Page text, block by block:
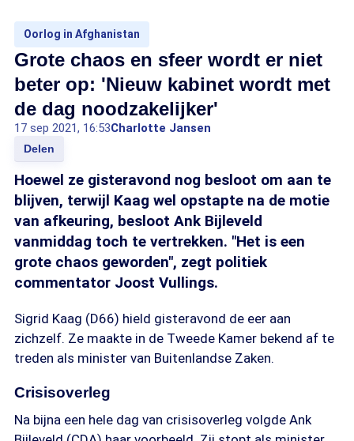
Oorlog in Afghanistan
Grote chaos en sfeer wordt er niet
beter op: 'Nieuw kabinet wordt met
de dag noodzakelijker'
17 sep 2021, 16:53Charlotte Jansen
Delen
Hoewel ze gisteravond nog besloot om aan te
blijven, terwijl Kaag wel opstapte na de motie
van afkeuring, besloot Ank Bijleveld
vanmiddag toch te vertrekken. "Het is een
grote chaos geworden", zegt politiek
commentator Joost Vullings.
Sigrid Kaag (D66) hield gisteravond de eer aan
zichzelf. Ze maakte in de Tweede Kamer bekend af te
treden als minister van Buitenlandse Zaken.
Crisisoverleg
Na bijna een hele dag van crisisoverleg volgde Ank